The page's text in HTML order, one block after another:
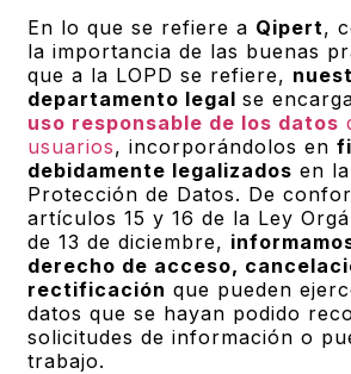
En lo que se refiere a Qipert,
la importancia de las buenas
que a la LOPD se refiere,
departamento legalse
uso responsable de los datos
usuarios, incorporándolos en
debidamente legalizados en
Protección de Datos. De
artículos 15 y 16 de la Ley
de 13 de diciembre,
derecho de acceso,
rectificación que pueden
datos que se hayan podido
solicitudes de información o
trabajo.